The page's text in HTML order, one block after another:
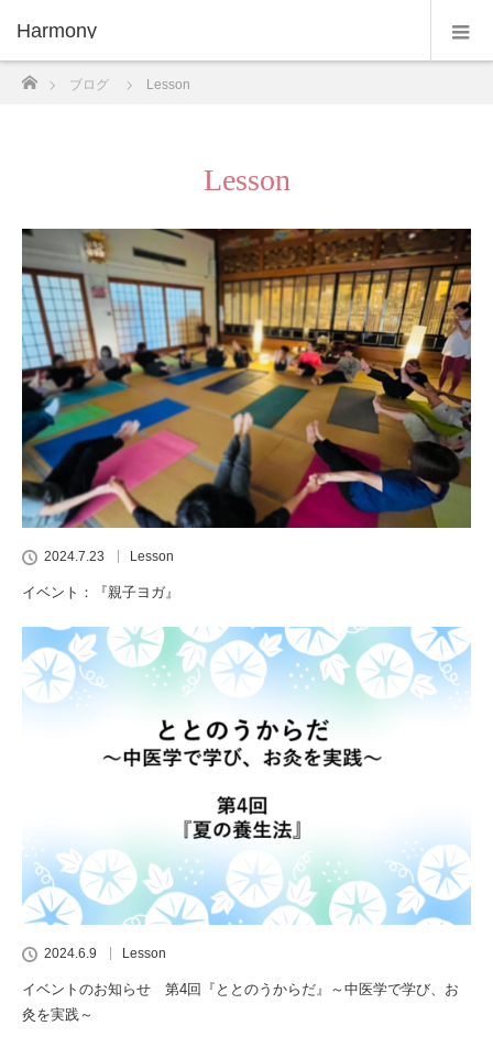
Harmony
ブログ Lesson
Lesson
2024.7.23 Lesson
イベント：『親子ヨガ』
2024.6.9 Lesson
イベントのお知らせ 第4回『ととのうからだ』～中医学で学び、お
灸を実践～